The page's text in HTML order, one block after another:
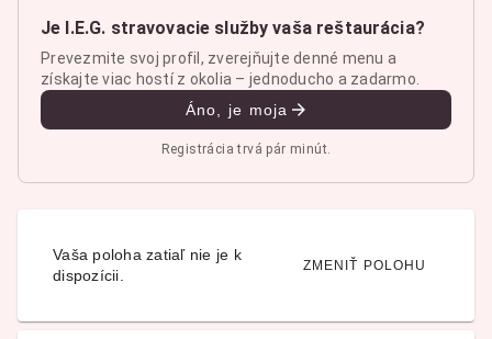
Je I.E.G. stravovacie služby vaša reštaurácia?
Prevezmite svoj profil, zverejňujte denné menu a
získajte viac hostí z okolia – jednoducho a zadarmo.
Áno, je moja
Registrácia trvá pár minút.
Vaša poloha zatiaľ nie je k
dispozícii.
ZMENIŤ POLOHU